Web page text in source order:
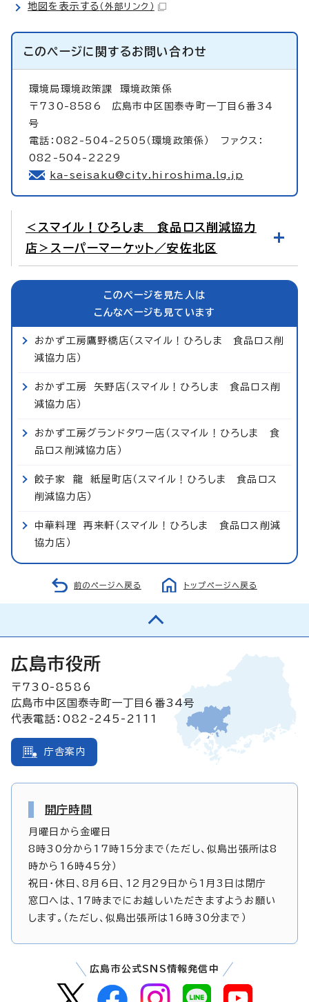
地図を表示する （外部リンク）
このページに関するお問い合わせ
環境局環境政策課 環境政策係
〒730-8586 広島市中区国泰寺町一丁目6番34
号
電話：082-504-2505（環境政策係） ファクス：
082-504-2229
ka-seisaku@city.hiroshima.lg.jp
＜スマイル！ひろしま 食品ロス削減協力
店＞スーパーマーケット／安佐北区
このページを見た人は
こんなページも見ています
おかず工房鷹野橋店（スマイル！ひろしま 食品ロス削
減協力店）
おかず工房 矢野店（スマイル！ひろしま 食品ロス削
減協力店）
おかず工房グランドタワー店（スマイル！ひろしま 食
品ロス削減協力店）
餃子家 龍 紙屋町店（スマイル！ひろしま 食品ロス
削減協力店）
中華料理 再来軒（スマイル！ひろしま 食品ロス削減
協力店）
前のページへ戻る トップページへ戻る
広島市役所
〒730-8586
広島市中区国泰寺町一丁目6番34号
代表電話：082-245-2111
庁舎案内
開庁時間
月曜日から金曜日
8時30分から17時15分まで（ただし、似島出張所は8
時から16時45分）
祝日・休日、8月6日、12月29日から1月3日は閉庁
窓口へは、17時までにお越しいただきますようお願い
します。（ただし、似島出張所は16時30分まで）
広島市公式SNS情報発信中